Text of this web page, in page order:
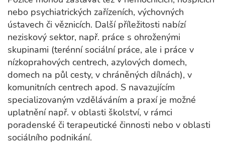
nebo psychiatrických zařízeních, výchovných
ústavech či věznicích. Další příležitosti nabízí
neziskový sektor, např. práce s ohroženými
skupinami (terénní sociální práce, ale i práce v
nízkoprahových centrech, azylových domech,
domech na půl cesty, v chráněných dílnách), v
komunitních centrech apod. S navazujícím
specializovaným vzděláváním a praxí je možné
uplatnění např. v oblasti školství, v rámci
poradenské či terapeutické činnosti nebo v oblasti
sociálního podnikání.